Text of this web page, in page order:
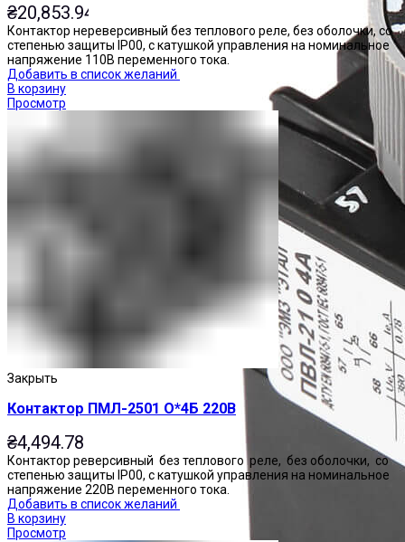
₴20,853.94
Контактор нереверсивный без теплового реле, без оболочки, со
степенью защиты IP00, с катушкой управления на номинальное
напряжение 110В переменного тока.
Добавить в список желаний
В корзину
Просмотр
Закрыть
Контактор ПМЛ-2501 О*4Б 220В
₴4,494.78
Контактор реверсивный без теплового реле, без оболочки, со
степенью защиты IP00, с катушкой управления на номинальное
напряжение 220В переменного тока.
Добавить в список желаний
В корзину
Просмотр